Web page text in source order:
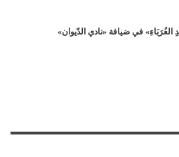
الغُرَبَاءِ» في ضيافة «نادي الدّيوان»